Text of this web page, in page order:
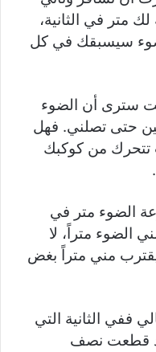
متر في الثانية،
سيسبقك في كل
سترى أن الضوء
حتى تصلني. فهل
تتحرك من كوكبك
الضوء متر في
الضوء متراً، لا
مني متراً بغض
ففي الثانية التي
قطعت نصف